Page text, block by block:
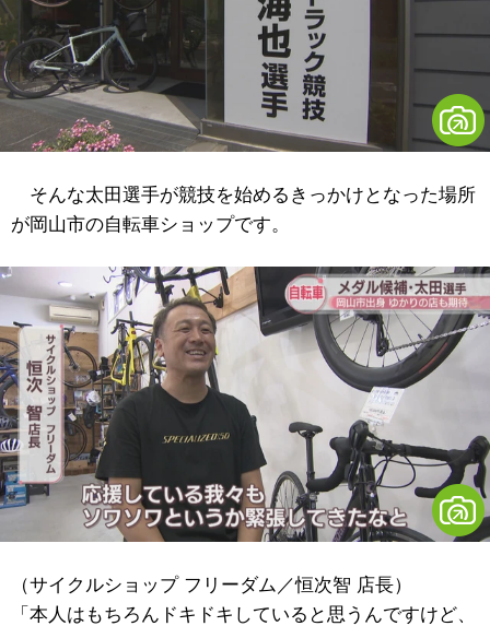
そんな太田選手が競技を始めるきっかけとなった場所
が岡山市の自転車ショップです。
（サイクルショップ フリーダム／恒次智 店長）
「本人はもちろんドキドキしていると思うんですけど、